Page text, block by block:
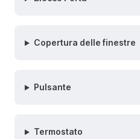
Copertura delle finestre
Pulsante
Termostato